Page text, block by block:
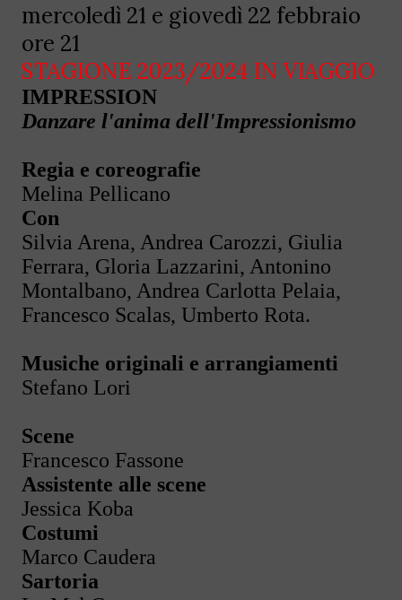
mercoledì 21 e giovedì 22 febbraio
ore 21
STAGIONE 2023/2024 IN VIAGGIO
IMPRESSION
Danzare l'anima dell'Impressionismo
Regia e coreografie
Melina Pellicano
Con
Silvia Arena, Andrea Carozzi, Giulia
Ferrara, Gloria Lazzarini, Antonino
Montalbano, Andrea Carlotta Pelaia,
Francesco Scalas, Umberto Rota.
Musiche originali e arrangiamenti
Stefano Lori
Scene
Francesco Fassone
Assistente alle scene
Jessica Koba
Costumi
Marco Caudera
Sartoria